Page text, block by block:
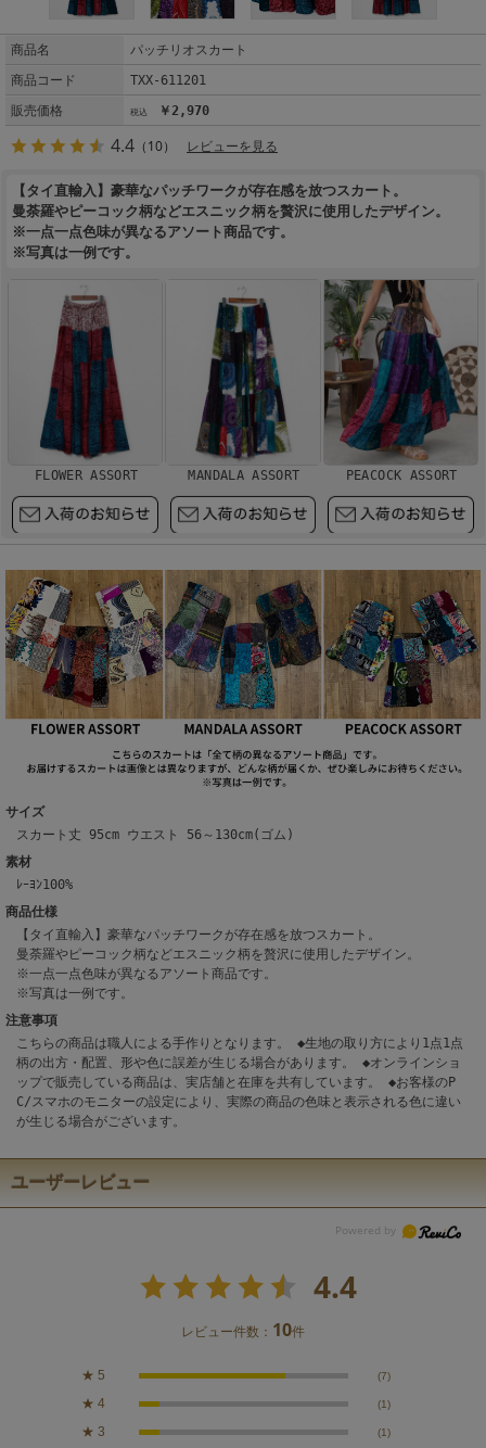
商品名
パッチリオスカート
商品コード
TXX-611201
販売価格
￥2,970
4.4 （10） レビューを見る
【タイ直輸入】豪華なパッチワークが存在感を放つスカート。
曼荼羅やピーコック柄などエスニック柄を贅沢に使用したデザイン。
※一点一点色味が異なるアソート商品です。
※写真は一例です。
FLOWER ASSORT MANDALA ASSORT PEACOCK ASSORT
サイズ
スカート丈 95cm ウエスト 56～130cm(ゴム)
素材
ﾚｰﾖﾝ100%
商品仕様
【タイ直輸入】豪華なパッチワークが存在感を放つスカート。
曼荼羅やピーコック柄などエスニック柄を贅沢に使用したデザイン。
※一点一点色味が異なるアソート商品です。
※写真は一例です。
注意事項
こちらの商品は職人による手作りとなります。 ◆生地の取り方により1点1点
柄の出方・配置、形や色に誤差が生じる場合があります。 ◆オンラインショ
ップで販売している商品は、実店舗と在庫を共有しています。 ◆お客様のP
C/スマホのモニターの設定により、実際の商品の色味と表示される色に違い
が生じる場合がございます。
ユーザーレビュー
4.4
レビュー件数： 10件
★ 5 (7)
★ 4 (1)
★ 3 (1)